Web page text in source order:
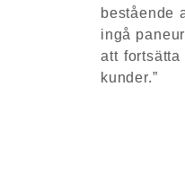
bestående
ingå
att
kunder.”